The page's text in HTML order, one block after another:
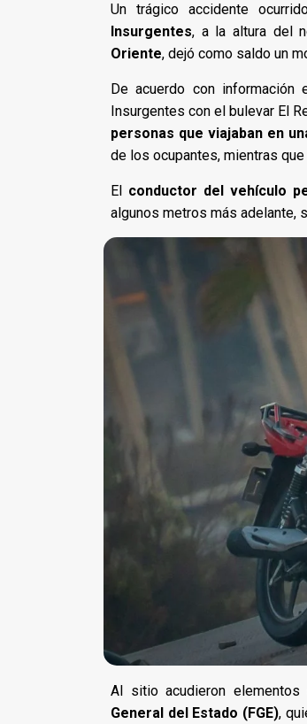
Un trágico accidente
Insurgentes, a la altura del
Oriente, dejó como saldo un
De acuerdo con
Insurgentes con el bulevar El
personas que viajaban en
de los ocupantes, mientras
El conductor del vehículo
algunos metros más adelante,
Al sitio acudieron
General del Estado (FGE),